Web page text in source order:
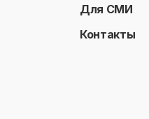
Для СМИ
Контакты